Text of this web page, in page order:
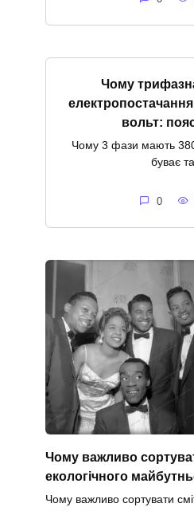
Чому
вольт:
Чому 3 фази мають
буває
0
Чому важливо
екологічного
Чому важливо сортувати